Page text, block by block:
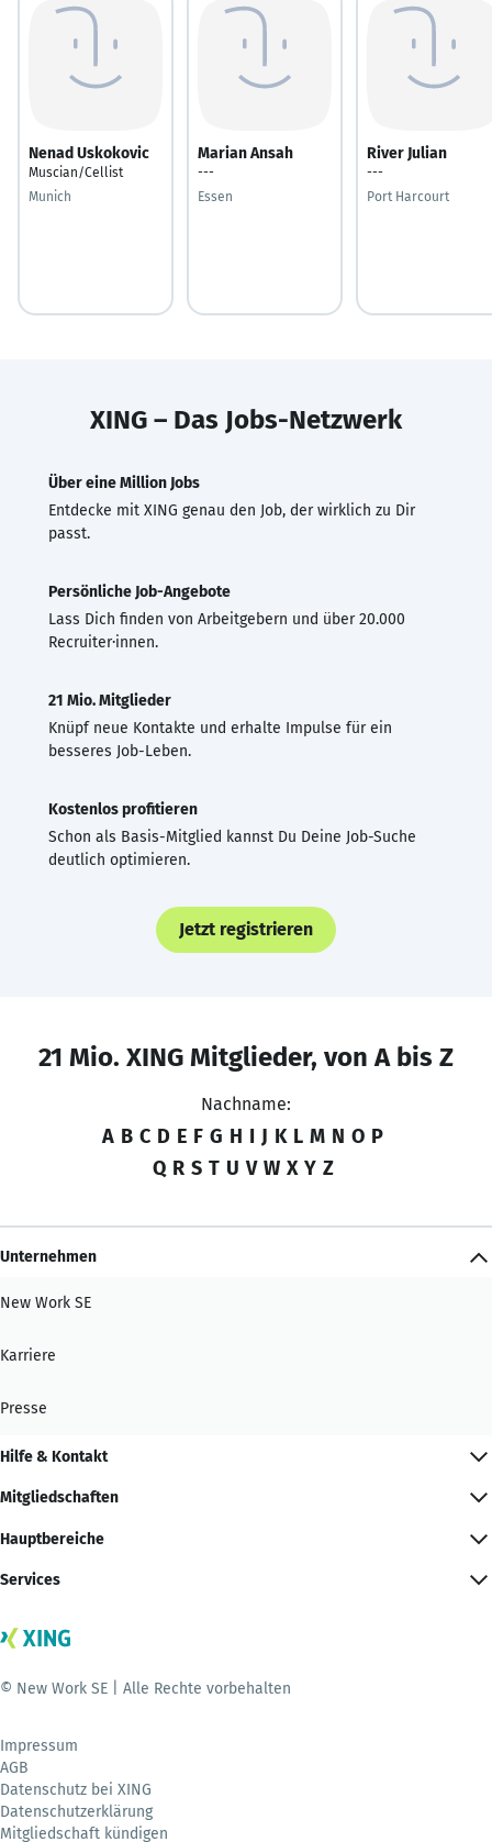
Nenad Uskokovic
Muscian/Cellist
Munich
Marian Ansah
---
Essen
River Julian
---
Port Harcourt
XING – Das Jobs-Netzwerk
Über eine Million Jobs
Entdecke mit XING genau den Job, der wirklich zu Dir
passt.
Persönliche Job-Angebote
Lass Dich finden von Arbeitgebern und über 20.000
Recruiter·innen.
21 Mio. Mitglieder
Knüpf neue Kontakte und erhalte Impulse für ein
besseres Job-Leben.
Kostenlos profitieren
Schon als Basis-Mitglied kannst Du Deine Job-Suche
deutlich optimieren.
Jetzt registrieren
21 Mio. XING Mitglieder, von A bis Z
Nachname:
A B C D E F G H I J K L M N O P
Q R S T U V W X Y Z
Unternehmen
New Work SE
Karriere
Presse
Hilfe & Kontakt
Mitgliedschaften
Hauptbereiche
Services
© New Work SE | Alle Rechte vorbehalten
Impressum
AGB
Datenschutz bei XING
Datenschutzerklärung
Mitgliedschaft kündigen